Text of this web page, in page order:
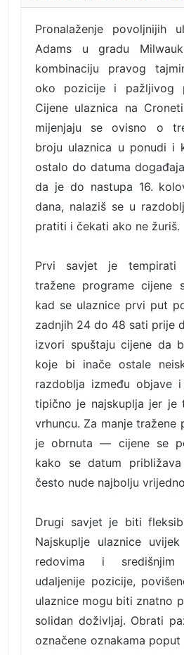
Pronalaženje povoljnijih
Adams u gradu
kombinaciju pravog
oko pozicije i pažljivog
Cijene ulaznica na
mijenjaju se ovisno o
broju ulaznica u ponudi i
ostalo do datuma
da je do nastupa 16.
dana, nalaziš se u
pratiti i čekati ako ne žuriš.
Prvi savjet je tempirati
tražene programe cijene
kad se ulaznice prvi put
zadnjih 24 do 48 sati prije
izvori spuštaju cijene da
koje bi inače ostale
razdoblja između objave
tipično je najskuplja jer je
vrhuncu. Za manje tražene
je obrnuta — cijene se
kako se datum
često nude najbolju
Drugi savjet je biti
Najskuplje ulaznice
redovima i
udaljenije pozicije,
ulaznice mogu biti znatno
solidan doživljaj. Obrati
označene oznakama